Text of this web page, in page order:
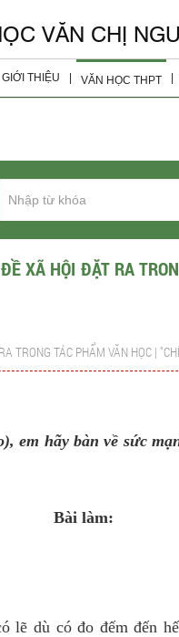
VĂN CHỊ
GIỚI THIỆU VĂN HỌC THPT
Nghị Luận
Tài Liệu Bổ
Tài Liệu Lớp
XÃ HỘI ĐẶT RA
TRONG TÁC PHẨM VĂN HỌC |
em hãy bàn về sức
Bài làm:
lẽ dù có đo đếm đến